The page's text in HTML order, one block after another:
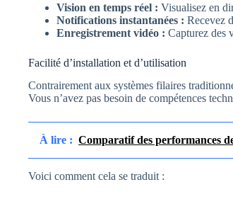
Vision en temps réel : Visualisez en
Notifications instantanées : Recevez
Enregistrement vidéo : Capturez des
Facilité d’installation et d’utilisation
Contrairement aux systèmes filaires
Vous n’avez pas besoin de compétences
À lire : Comparatif des performances
Voici comment cela se traduit :